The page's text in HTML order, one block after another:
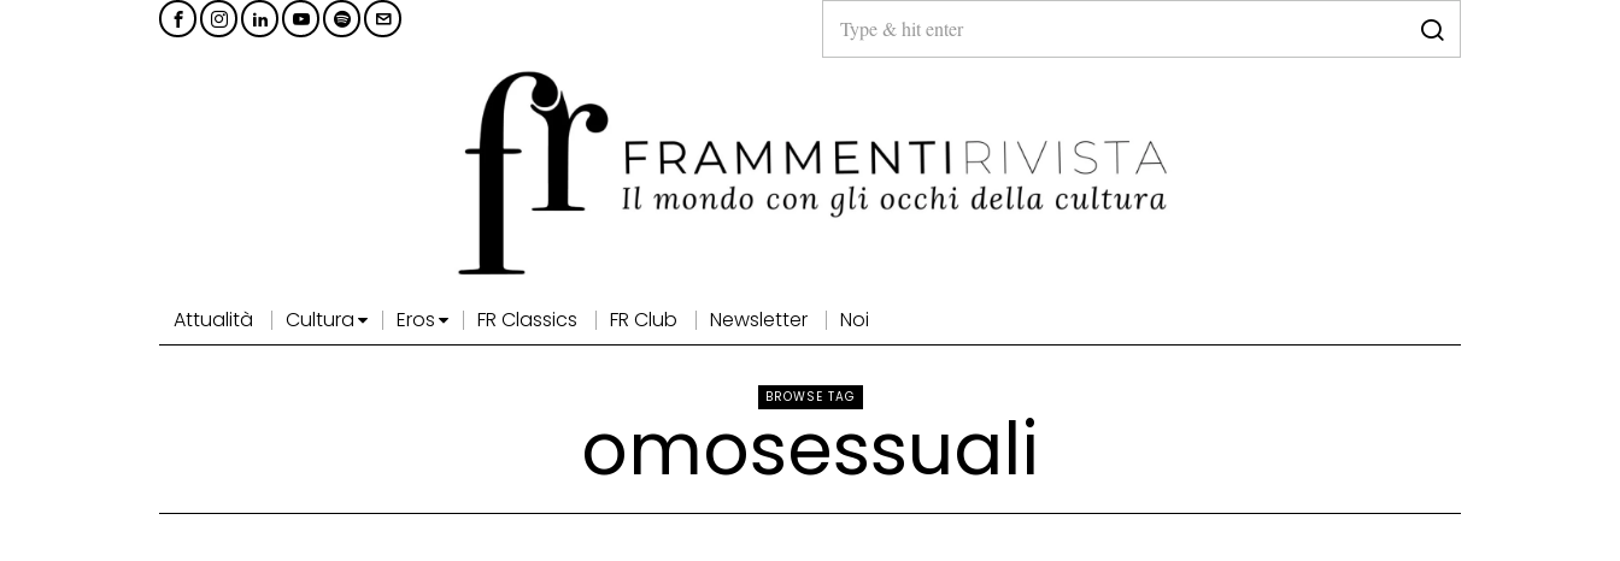
Attualità Cultura Eros FR Classics FR Club Newsletter Noi
BROWSE TAG
omosessuali